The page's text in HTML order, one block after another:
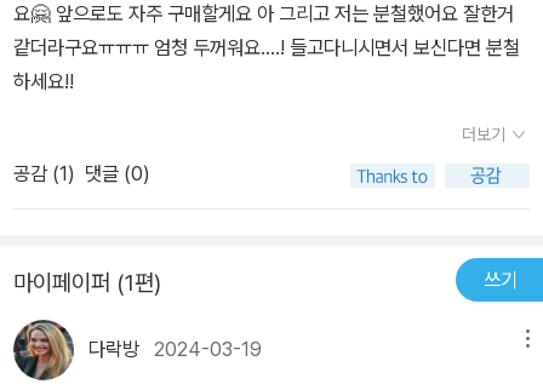
요🤗 앞으로도 자주 구매할게요 아 그리고 저는 분철했어요 잘한거
같더라구요ㅠㅠㅠ 엄청 두꺼워요....! 들고다니시면서 보신다면 분철
하세요!!
더보기
공감 (1) 댓글 (0)
마이페이퍼 (1편) 쓰기
다락방 2024-03-19